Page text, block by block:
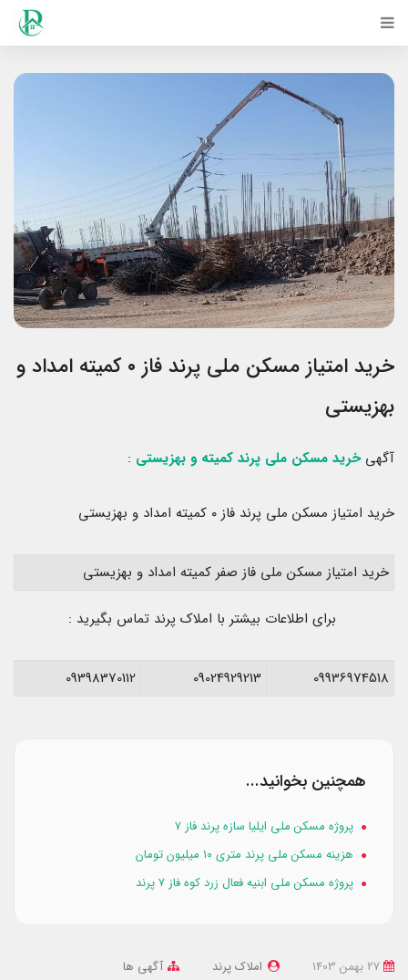
خرید امتیاز مسکن ملی پرند فاز ۰ کمیته امداد و
بهزیستی
آگهیخرید مسکن ملی پرند کمیته و بهزیستی :
خرید امتیاز مسکن ملی پرند فاز ۰ کمیته امداد و بهزیستی
خرید امتیاز مسکن ملی فاز صفر کمیته امداد و بهزیستی
برای اطلاعات بیشتر با املاک پرند تماس بگیرید :
09936974518
09024929213
09398370112
همچنین بخوانید...
پروژه مسکن ملی ایلیا سازه پرند فاز ۷
هزینه مسکن ملی پرند متری ۱۰ میلیون تومان
پروژه مسکن ملی ابنیه فعال زرد کوه فاز ۷ پرند
املاک پرند
آگهی ها